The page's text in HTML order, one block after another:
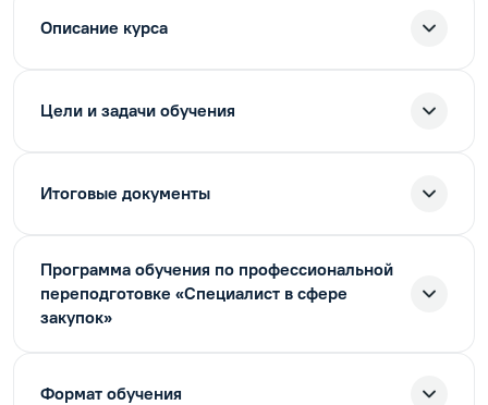
Описание курса
Цели и задачи обучения
Итоговые документы
Программа обучения по профессиональной
переподготовке «Специалист в сфере
закупок»
Формат обучения